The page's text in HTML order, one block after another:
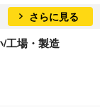
さらに見る
/工場・製造